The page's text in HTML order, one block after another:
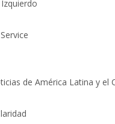
de América Latina y el